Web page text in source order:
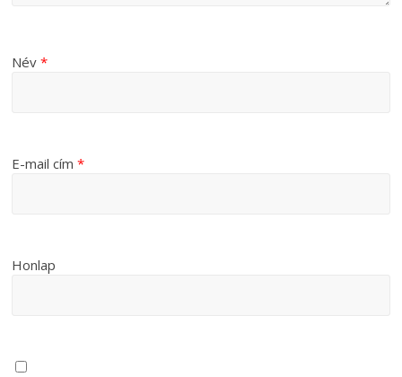
Név*
E-mail cím*
Honlap